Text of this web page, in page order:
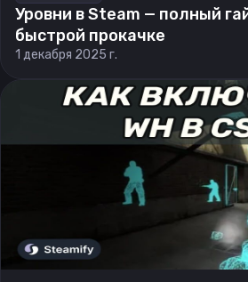
Уровни в Steam — полный
быстрой прокачке
1 декабря 2025 г.